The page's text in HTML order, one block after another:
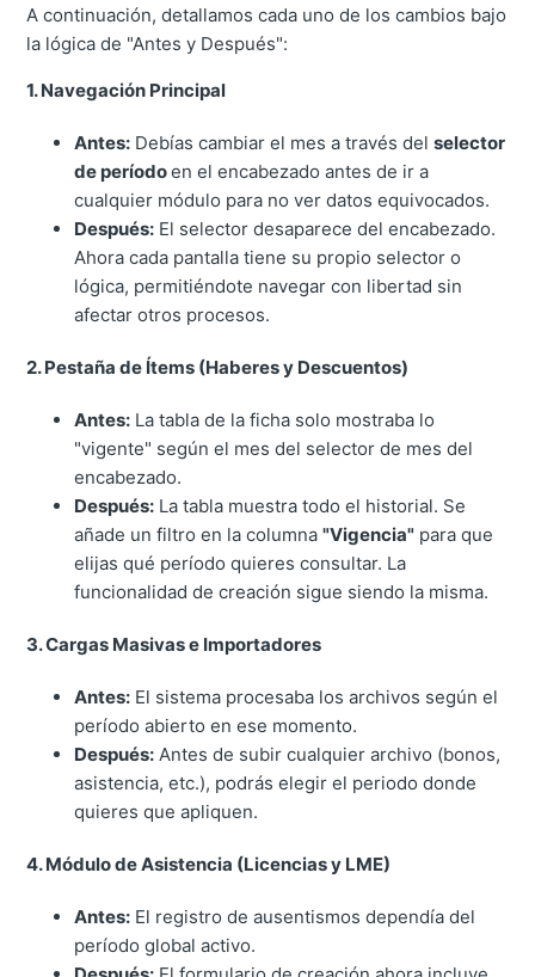
A continuación, detallamos cada uno de los cambios bajo
la lógica de "Antes y Después":
1. Navegación Principal
Antes: Debías cambiar el mes a través delselector
de períodoen el encabezado antes de ir a
cualquier módulo para no ver datos equivocados.
Después: El selector desaparece del encabezado.
Ahora cada pantalla tiene su propio selector o
lógica, permitiéndote navegar con libertad sin
afectar otros procesos.
2. Pestaña de Ítems (Haberes y Descuentos)
Antes: La tabla de la ficha solo mostraba lo
"vigente" según el mes del selector de mes del
encabezado.
Después: La tabla muestra todo el historial. Se
añade un filtro en la columna"Vigencia" para que
elijas qué período quieres consultar. La
funcionalidad de creación sigue siendo la misma.
3. Cargas Masivas e Importadores
Antes: El sistema procesaba los archivos según el
período abierto en ese momento.
Después: Antes de subir cualquier archivo (bonos,
asistencia, etc.), podrás elegir el periodo donde
quieres que apliquen.
4. Módulo de Asistencia (Licencias y LME)
Antes: El registro de ausentismos dependía del
período global activo.